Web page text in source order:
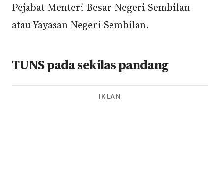
Pejabat Menteri Besar Negeri Sembilan
atau Yayasan Negeri Sembilan.
TUNS pada sekilas pandang
IKLAN